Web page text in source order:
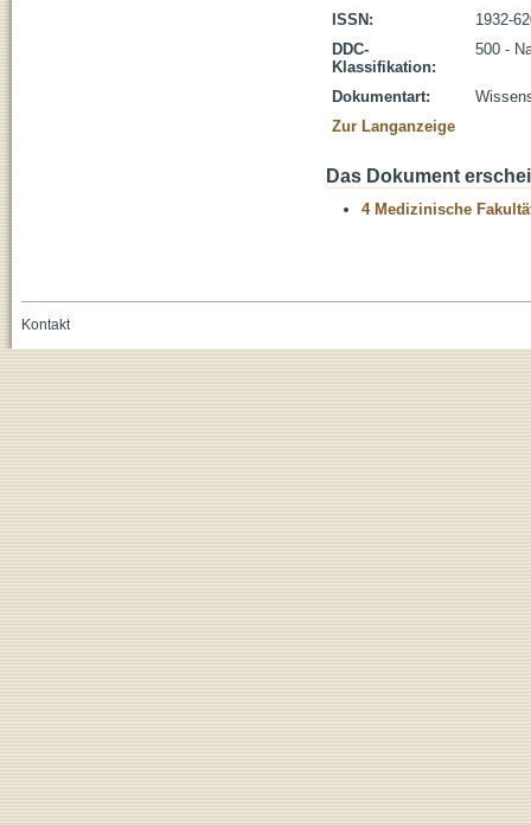
ISSN:
1932-
DDC-
Klassifikation:
500 -
Dokumentart:
Zur Langanzeige
Das Dokument
4 Medizinische
Kontakt